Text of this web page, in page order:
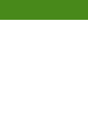
to